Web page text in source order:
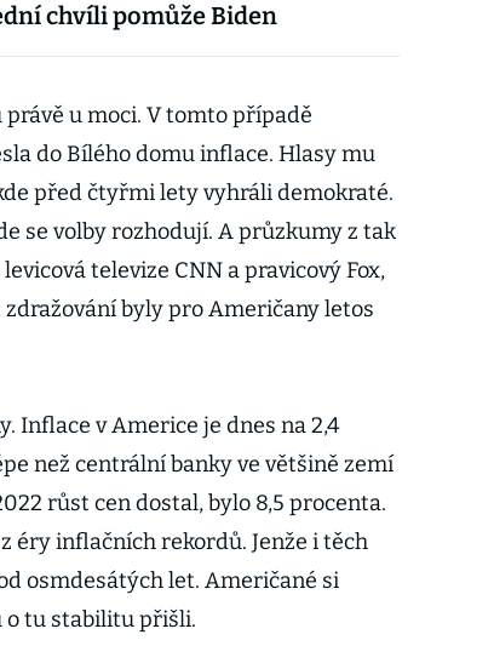
chvíli pomůže Biden
u moci. V tomto případě
do Bílého domu inflace. Hlasy mu
před čtyřmi lety vyhráli demokraté.
se volby rozhodují. A průzkumy z tak
televize CNN a pravicový Fox,
byly pro Američany letos
Inflace v Americe je dnes na 2,4
než centrální banky ve většině zemí
růst cen dostal, bylo 8,5 procenta.
éry inflačních rekordů. Jenže i těch
osmdesátých let. Američané si
o tu stabilitu přišli.